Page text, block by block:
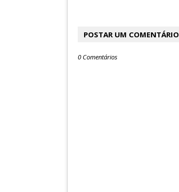
POSTAR UM COMENTÁRIO
0 Comentários